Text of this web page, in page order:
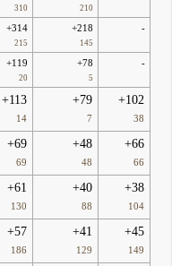
310 210
+314
215
+218
145
-
+119
20
+78
5
-
+113
14
+79
7
+102
38
+69
69
+48
48
+66
66
+61
130
+40
88
+38
104
+57
186
+41
129
+45
149